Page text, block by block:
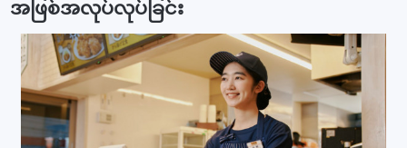
အဖြစ်အလုပ်လုပ်ခြင်း